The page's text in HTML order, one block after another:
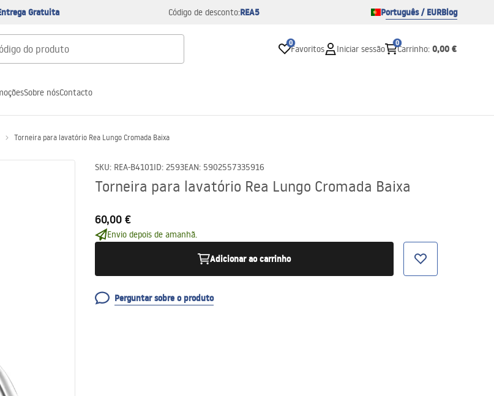
Gratuita Código de desconto:REA5 Português / EURBlog
0
Favoritos Iniciar sessão
0
Carrinho: 0,00 €
Sobre nósContacto
Torneira para lavatório Rea Lungo Cromada Baixa
SKU: REA-B4101ID: 2593EAN: 5902557335916
Torneira para lavatório Rea Lungo Cromada Baixa
60,00 €
Envio depois de amanhã.
Adicionar ao carrinho
Perguntar sobre o produto